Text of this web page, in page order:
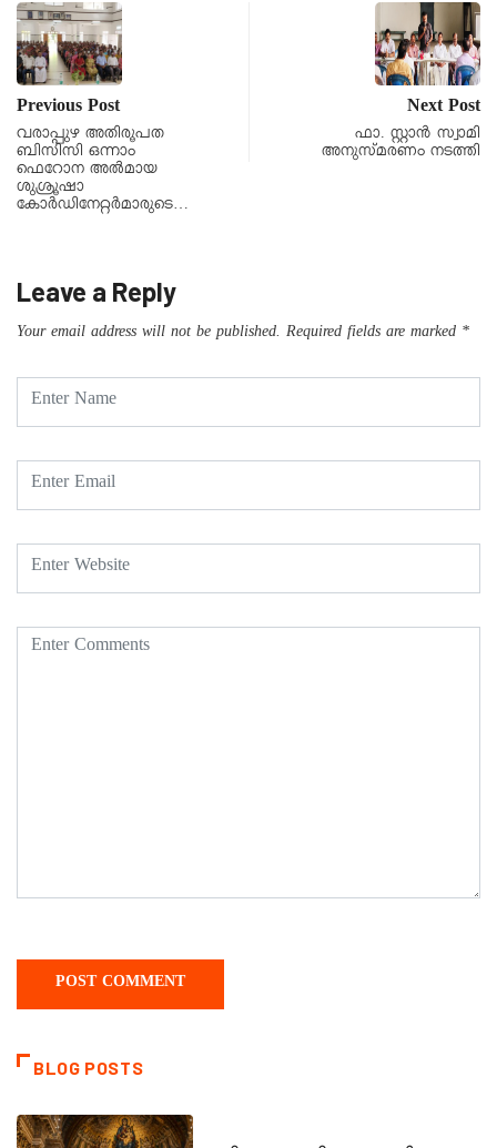
Previous Post
വരാപ്പുഴ അതിരൂപത
ബിസിസി ഒന്നാം
ഫെറോന അൽമായ
ശുശ്രൂഷാ
കോർഡിനേറ്റർമാരുടെ…
Next Post
ഫാ. സ്റ്റാൻ സ്വാമി
അനുസ്മരണം നടത്തി
Leave a Reply
Your email address will not be published. Required fields are marked *
BLOG POSTS